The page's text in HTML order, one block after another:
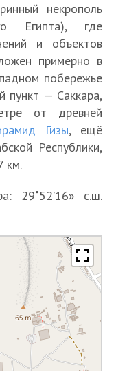
некрополь
Египта), где
и объектов
примерно в
побережье
пункт — Саккара,
от древней
Гизы, ещё
Республики,
км.
29˚52’16» с.ш.